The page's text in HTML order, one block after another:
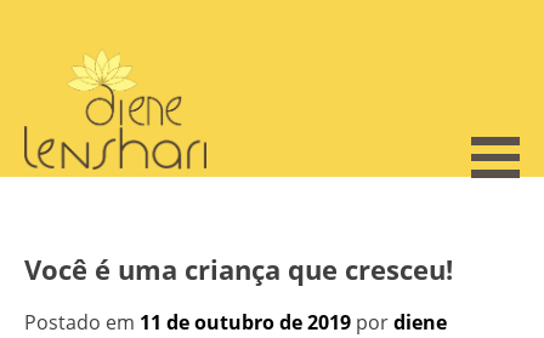
content
Você é uma criança que cresceu!
Postado em 11 de outubro de 2019 pordiene